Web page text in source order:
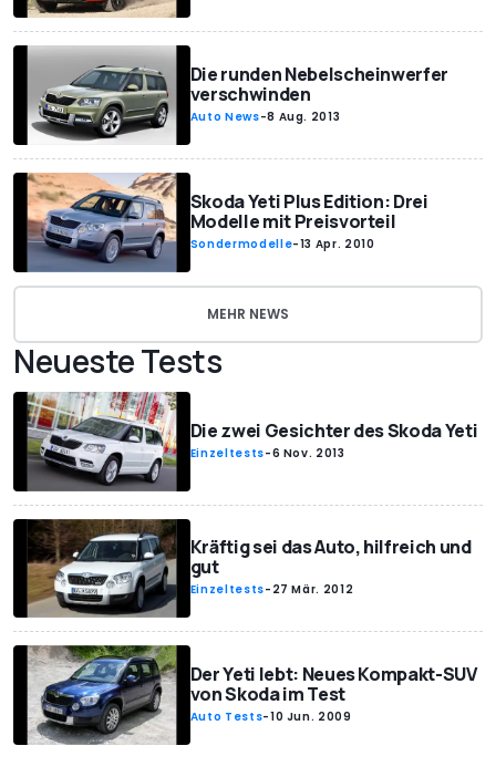
Die runden Nebelscheinwerfer
verschwinden
Auto News-8 Aug. 2013
Skoda Yeti Plus Edition: Drei
Modelle mit Preisvorteil
Sondermodelle-13 Apr. 2010
MEHR NEWS
Neueste Tests
Die zwei Gesichter des Skoda Yeti
Einzeltests-6 Nov. 2013
Kräftig sei das Auto, hilfreich und
gut
Einzeltests- 27 Mär. 2012
Der Yeti lebt: Neues Kompakt-SUV
von Skoda im Test
Auto Tests-10 Jun. 2009